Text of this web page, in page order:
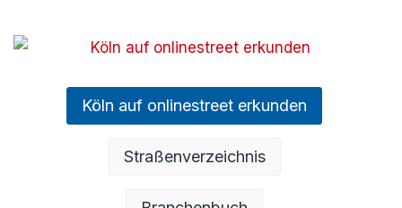
Köln auf onlinestreet erkunden
Straßenverzeichnis